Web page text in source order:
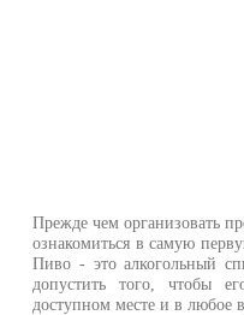
Прежде чем организовать
ознакомиться в самую
Пиво - это алкогольный
допустить того, чтобы
доступном месте и в любое